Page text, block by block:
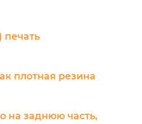
печать
плотная резина
на заднюю часть,